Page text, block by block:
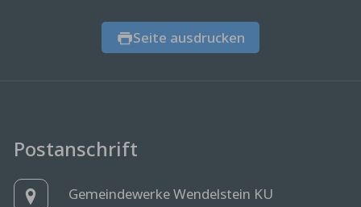
Seite ausdrucken
Postanschrift
Gemeindewerke Wendelstein KU